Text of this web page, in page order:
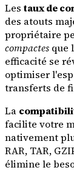
Les taux de
des atouts
propriétaire
compactes que
efficacité se
optimiser
transferts de
La
facilite votre
nativement
RAR, TAR,
élimine le